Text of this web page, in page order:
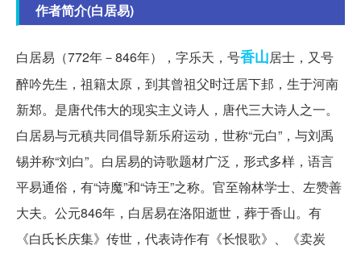
作者简介(白居易)
白居易（772年－846年），字乐天，号香山居士，又号
醉吟先生，祖籍太原，到其曾祖父时迁居下邽，生于河南
新郑。是唐代伟大的现实主义诗人，唐代三大诗人之一。
白居易与元稹共同倡导新乐府运动，世称“元白”，与刘禹
锡并称“刘白”。白居易的诗歌题材广泛，形式多样，语言
平易通俗，有“诗魔”和“诗王”之称。官至翰林学士、左赞善
大夫。公元846年，白居易在洛阳逝世，葬于香山。有
《白氏长庆集》传世，代表诗作有《长恨歌》、《卖炭